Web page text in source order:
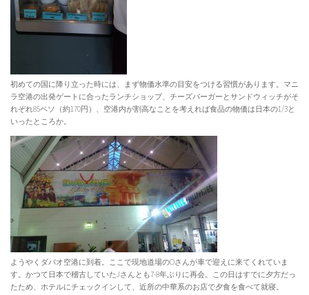
初めての国に降り立った時には、まず物価水準の目安をつける習慣があります。マニ
ラ空港の出発ゲートに合ったランチショップ、チーズバーガーとサンドウィッチがそ
れぞれ85ペソ（約170円）、空港内が割高なことを考えれば食品の物価は日本の1/3と
いったところか。
ようやくダバオ空港に到着。ここで現地道場のOさんが車で迎えに来てくれていま
す。かつて日本で稽古していたJさんとも7-8年ぶりに再会。この日はすでに夕方だっ
たため、ホテルにチェックインして、近所の中華系のお店で夕食を食べて就寝。